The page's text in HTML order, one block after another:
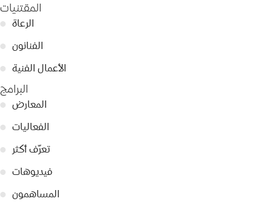
المقتنيات
● الرعاة
● الفنانون
● الأعمال الفنية
البرامج
● المعارض
● الفعاليات
●
تعرّف أكثر
● فيديوهات
● المساهمون